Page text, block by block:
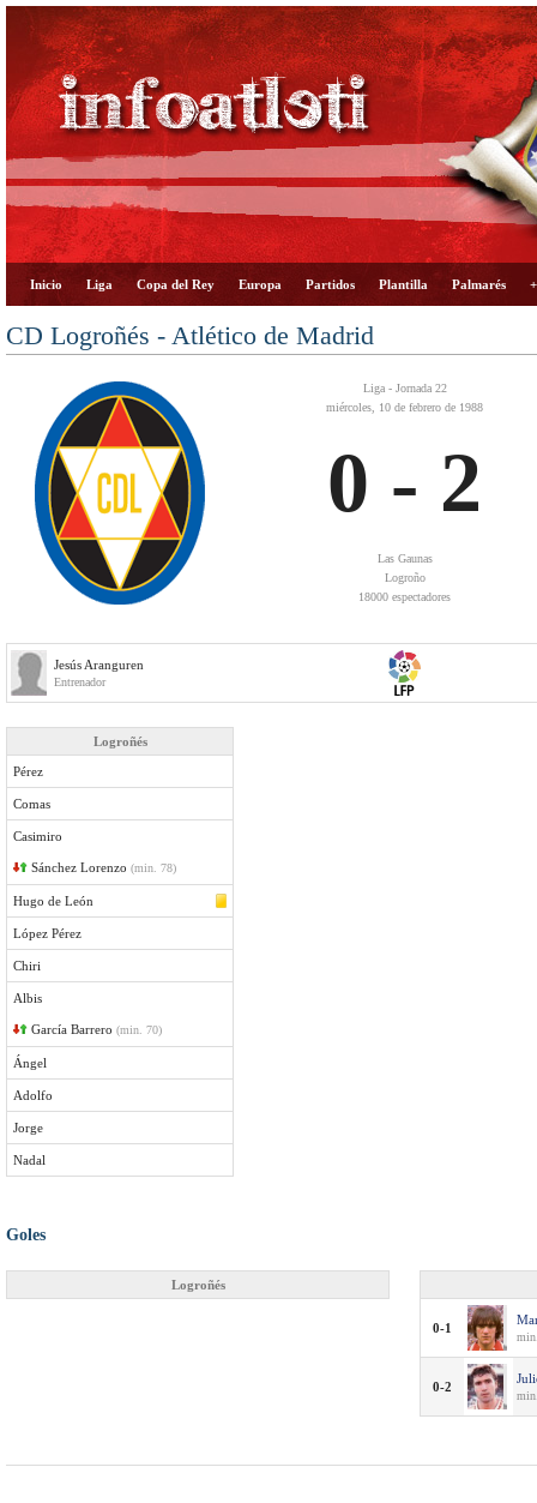
Inicio Liga Copa del Rey Europa Partidos Plantilla Palmarés
CD Logroñés - Atlético de Madrid
Liga - Jornada 22
miércoles, 10 de febrero de 1988
0 - 2
Las Gaunas
Logroño
18000 espectadores
Jesús Aranguren
Entrenador
Logroñés
Pérez
Comas
Casimiro
Sánchez Lorenzo (min. 78)
Hugo de León
López Pérez
Chiri
Albis
García Barrero (min. 70)
Ángel
Adolfo
Jorge
Nadal
Goles
Logroñés
0-1
0-2